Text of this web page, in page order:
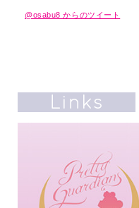
@osabu8 からのツイート